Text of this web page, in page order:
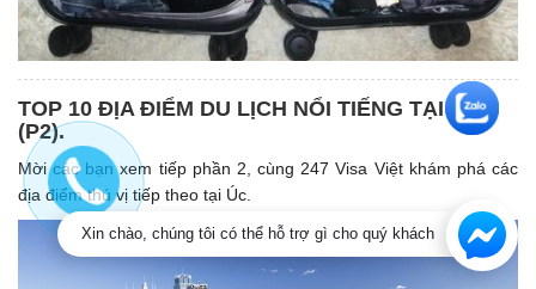
TOP 10 ĐỊA ĐIỂM DU LỊCH NỔI TIẾNG TẠI ÚC
(P2).
Mời các bạn xem tiếp phần 2, cùng 247 Visa Việt khám phá các
địa điểm thú vị tiếp theo tại Úc.
Xin chào, chúng tôi có thể hỗ trợ gì cho quý khách